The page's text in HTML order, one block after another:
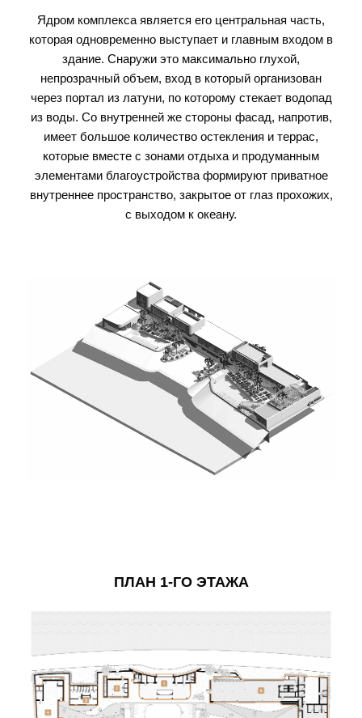
Ядром комплекса является его центральная часть,
которая одновременно выступает и главным входом в
здание. Снаружи это максимально глухой,
непрозрачный объем, вход в который организован
через портал из латуни, по которому стекает водопад
из воды. Со внутренней же стороны фасад, напротив,
имеет большое количество остекления и террас,
которые вместе с зонами отдыха и продуманным
элементами благоустройства формируют приватное
внутреннее пространство, закрытое от глаз прохожих,
с выходом к океану.
ПЛАН 1-ГО ЭТАЖА